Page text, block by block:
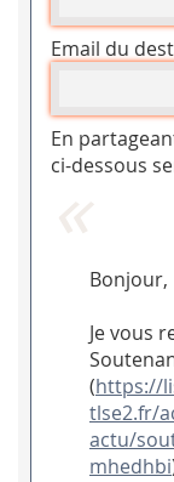
Email du
En
ci-dessous
Bonjour,
Je vous
(https://
tlse2.fr/
actu/
mhedhbi